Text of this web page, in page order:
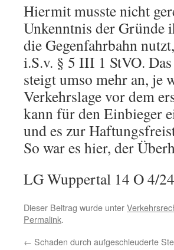
Hiermit musste nicht
Unkenntnis der Gründe
die Gegenfahrbahn
i.S.v. § 5 III 1 StVO.
steigt umso mehr an, je
Verkehrslage vor dem
kann für den Einbieger
und es zur
So war es hier, der
LG Wuppertal 14 O 4/24
Dieser Beitrag wurde unter
Permalink.
← Schaden durch aufgeschleuderte